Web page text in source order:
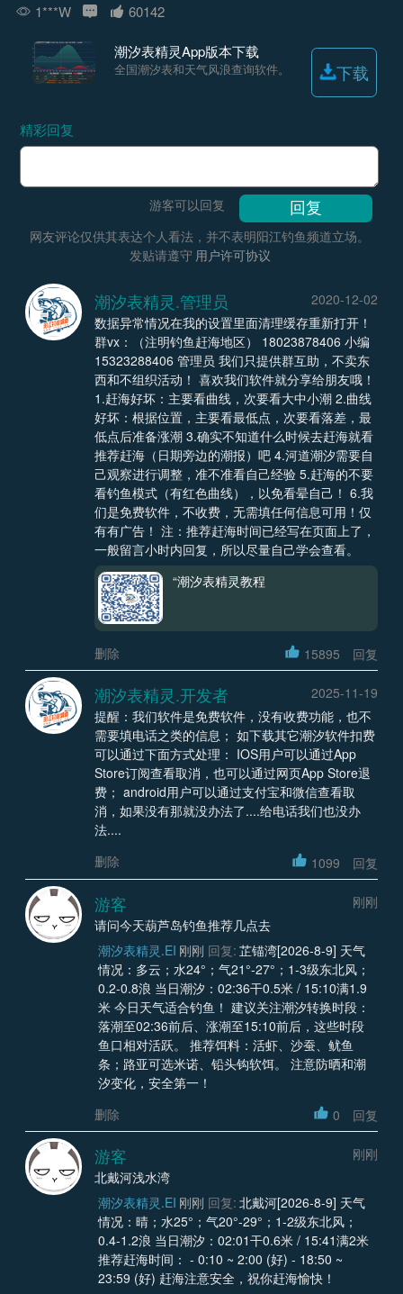
1***W 60142
潮汐表精灵App版本下载
全国潮汐表和天气风浪查询软件。 下载
精彩回复
游客可以回复
网友评论仅供其表达个人看法，并不表明阳江钓鱼频道立场。
发贴请遵守 用户许可协议
潮汐表精灵.管理员
2020-12-02
数据异常情况在我的设置里面清理缓存重新打开！
群vx：（注明钓鱼赶海地区） 18023878406 小编
15323288406 管理员 我们只提供群互助，不卖东
西和不组织活动！ 喜欢我们软件就分享给朋友哦！
1.赶海好坏：主要看曲线，次要看大中小潮 2.曲线
好坏：根据位置，主要看最低点，次要看落差，最
低点后准备涨潮 3.确实不知道什么时候去赶海就看
推荐赶海（日期旁边的潮报）吧 4.河道潮汐需要自
己观察进行调整，准不准看自己经验 5.赶海的不要
看钓鱼模式（有红色曲线），以免看晕自己！ 6.我
们是免费软件，不收费，无需填任何信息可用！仅
有有广告！ 注：推荐赶海时间已经写在页面上了，
一般留言小时内回复，所以尽量自己学会查看。
“潮汐表精灵教程
删除 15895 回复
潮汐表精灵.开发者
2025-11-19
提醒：我们软件是免费软件，没有收费功能，也不
需要填电话之类的信息； 如下载其它潮汐软件扣费
可以通过下面方式处理： IOS用户可以通过App
Store订阅查看取消，也可以通过网页App Store退
费； android用户可以通过支付宝和微信查看取
消，如果没有那就没办法了....给电话我们也没办
法....
删除
1099 回复
游客
刚刚
请问今天葫芦岛钓鱼推荐几点去
潮汐表精灵.EI 刚刚 回复: 芷锚湾[2026-8-9] 天气
情况：多云；水24°；气21°-27°；1-3级东北风；
0.2-0.8浪 当日潮汐：02:36干0.5米 / 15:10满1.9
米 今日天气适合钓鱼！ 建议关注潮汐转换时段：
落潮至02:36前后、涨潮至15:10前后，这些时段
鱼口相对活跃。 推荐饵料：活虾、沙蚕、鱿鱼
条；路亚可选米诺、铅头钩软饵。 注意防晒和潮
汐变化，安全第一！
删除
0 回复
游客
刚刚
北戴河浅水湾
潮汐表精灵.EI 刚刚 回复: 北戴河[2026-8-9] 天气
情况：晴；水25°；气20°-29°；1-2级东北风；
0.4-1.2浪 当日潮汐：02:01干0.6米 / 15:41满2米
推荐赶海时间： - 0:10 ~ 2:00 (好) - 18:50 ~
23:59 (好) 赶海注意安全，祝你赶海愉快！